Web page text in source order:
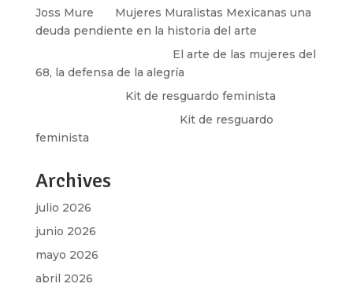
Joss Mure
Mujeres Muralistas Mexicanas una
deuda pendiente en la historia del arte
El arte de las mujeres del
68, la defensa de la alegría
Kit de resguardo feminista
Kit de resguardo
feminista
Archives
julio 2026
junio 2026
mayo 2026
abril 2026